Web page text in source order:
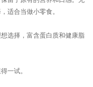
适合当做小零食。
选择，富含蛋白质和健康脂
一试。